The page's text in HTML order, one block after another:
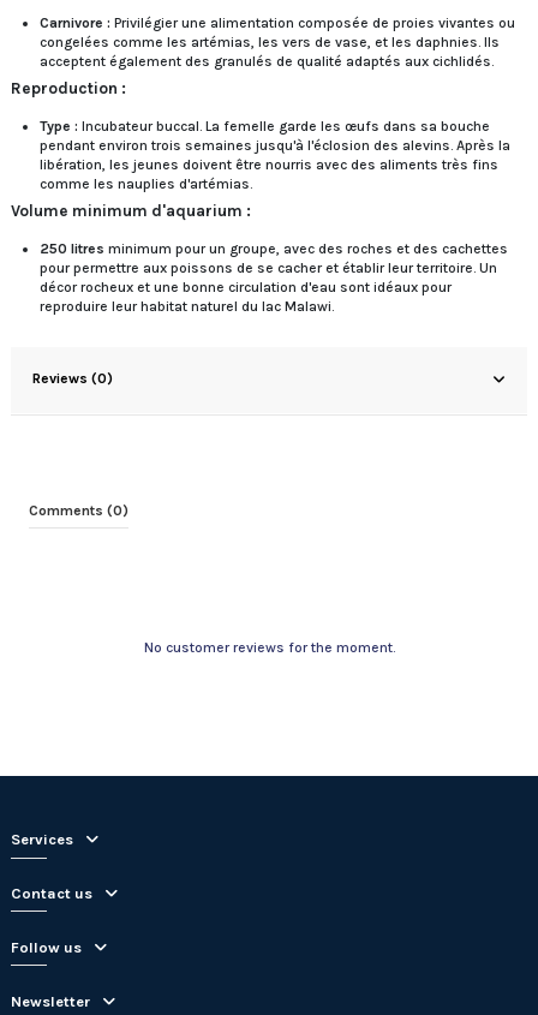
Carnivore : Privilégier une alimentation composée de proies vivantes ou
congelées comme les artémias, les vers de vase, et les daphnies. Ils
acceptent également des granulés de qualité adaptés aux cichlidés.
Reproduction :
Type : Incubateur buccal. La femelle garde les œufs dans sa bouche
pendant environ trois semaines jusqu'à l'éclosion des alevins. Après la
libération, les jeunes doivent être nourris avec des aliments très fins
comme les nauplies d'artémias.
Volume minimum d'aquarium :
250 litres minimum pour un groupe, avec des roches et des cachettes
pour permettre aux poissons de se cacher et établir leur territoire. Un
décor rocheux et une bonne circulation d'eau sont idéaux pour
reproduire leur habitat naturel du lac Malawi.
Reviews (0)
Comments (0)
No customer reviews for the moment.
Services
Contact us
Follow us
Newsletter